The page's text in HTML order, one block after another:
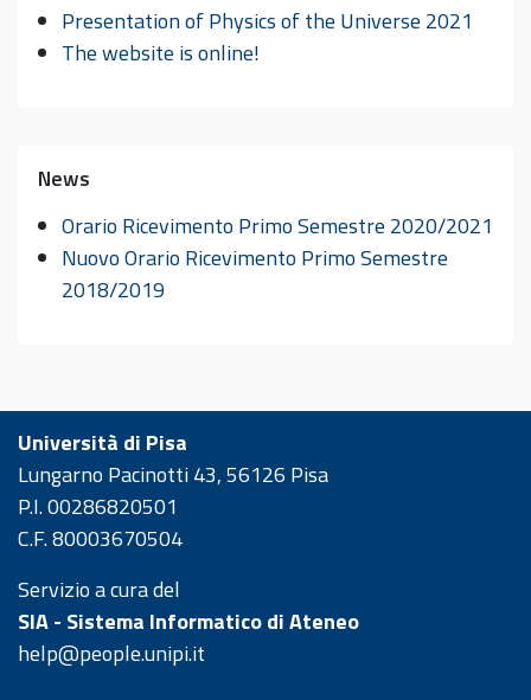
Presentation of Physics of the Universe 2021
The website is online!
News
Orario Ricevimento Primo Semestre 2020/2021
Nuovo Orario Ricevimento Primo Semestre
2018/2019
Università di Pisa
Lungarno Pacinotti 43, 56126 Pisa
P.I. 00286820501
C.F. 80003670504
Servizio a cura del
SIA - Sistema Informatico di Ateneo
help@people.unipi.it